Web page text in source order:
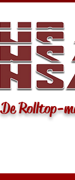
De Rolltop-